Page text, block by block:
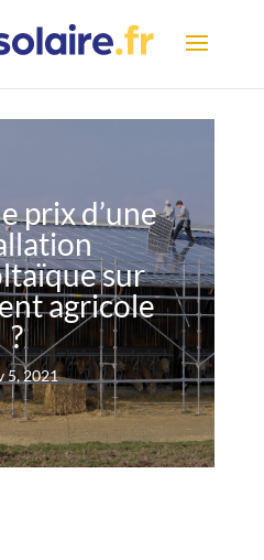
prix d’une
sur
agricole
?
5, 2021